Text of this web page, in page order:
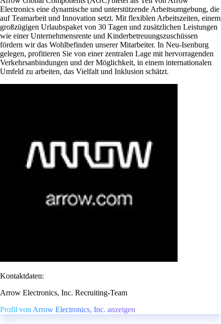
Electronics eine dynamische und unterstützende Arbeitsumgebung, die
auf Teamarbeit und Innovation setzt. Mit flexiblen Arbeitszeiten, einem
großzügigen Urlaubspaket von 30 Tagen und zusätzlichen Leistungen
wie einer Unternehmensrente und Kinderbetreuungszuschüssen
fördern wir das Wohlbefinden unserer Mitarbeiter. In Neu-Isenburg
gelegen, profitieren Sie von einer zentralen Lage mit hervorragenden
Verkehrsanbindungen und der Möglichkeit, in einem internationalen
Umfeld zu arbeiten, das Vielfalt und Inklusion schätzt.
Kontaktdaten:
Arrow Electronics, Inc. Recruiting-Team
Profil von Arrow Electronics, Inc. anzeigen